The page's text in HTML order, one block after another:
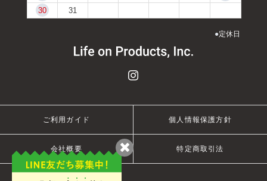
30
31
●定休日
ご利用ガイド 個人情報保護方針
会社概要 特定商取引法